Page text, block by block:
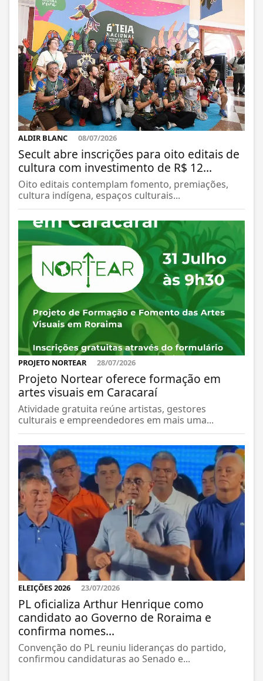
ALDIR BLANC 08/07/2026
Secult abre inscrições para oito editais de
cultura com investimento de R$ 12...
Oito editais contemplam fomento, premiações,
cultura indígena, espaços culturais...
PROJETO NORTEAR 28/07/2026
Projeto Nortear oferece formação em
artes visuais em Caracaraí
Atividade gratuita reúne artistas, gestores
culturais e empreendedores em mais uma...
ELEIÇÕES 2026 23/07/2026
PL oficializa Arthur Henrique como
candidato ao Governo de Roraima e
confirma nomes...
Convenção do PL reuniu lideranças do partido,
confirmou candidaturas ao Senado e...